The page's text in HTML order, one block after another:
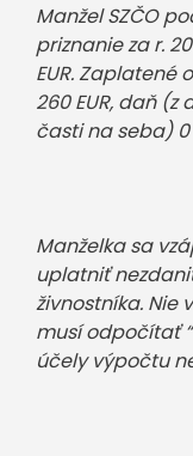
Manžel SZČO
priznanie za r.
EUR. Zaplatené
260 EUR, daň
časti na seba) 0
Manželka sa
uplatniť
živnostníka. Nie
musí odpočítať
účely výpočtu